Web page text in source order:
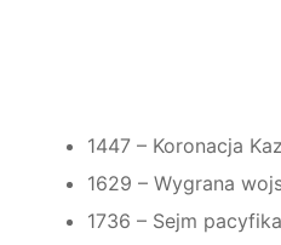
1447 – Koronacja
1629 – Wygrana
1736 – Sejm